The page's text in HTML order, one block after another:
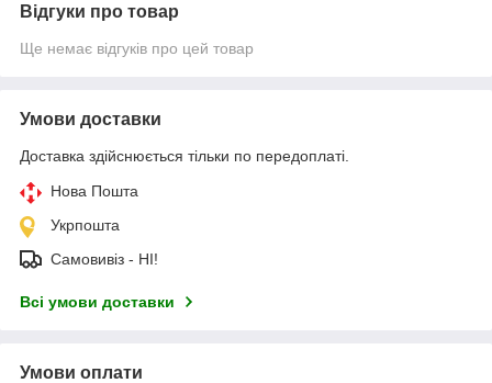
Відгуки про товар
Ще немає відгуків про цей товар
Умови доставки
Доставка здійснюється тільки по передоплаті.
Нова Пошта
Укрпошта
Самовивіз - НІ!
Всі умови доставки
Умови оплати